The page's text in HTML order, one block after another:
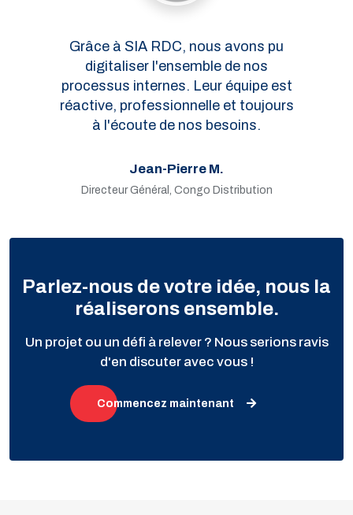
Grâce à SIA RDC, nous avons pu
digitaliser l'ensemble de nos
processus internes. Leur équipe est
réactive, professionnelle et toujours
à l'écoute de nos besoins.
Jean-Pierre M.
Directeur Général, Congo Distribution
Parlez-nous de votre idée, nous la
réaliserons ensemble.
Un projet ou un défi à relever ? Nous serions ravis
d'en discuter avec vous !
Commencez maintenant